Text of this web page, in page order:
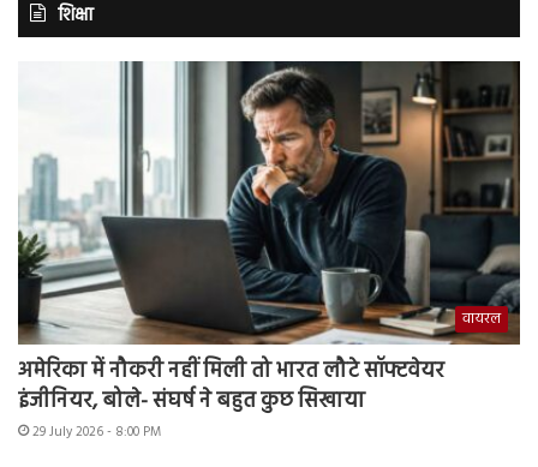
शिक्षा
वायरल
अमेरिका में नौकरी नहीं मिली तो भारत लौटे सॉफ्टवेयर
इंजीनियर, बोले- संघर्ष ने बहुत कुछ सिखाया
29 July 2026 - 8:00 PM